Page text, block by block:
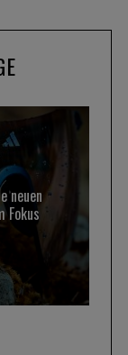
neuen
Fokus